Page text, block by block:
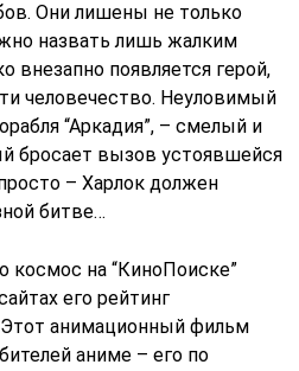
Они лишены не только
назвать лишь жалким
внезапно появляется герой,
человечество. Неуловимый
“Аркадия”, – смелый и
бросает вызов устоявшейся
– Харлок должен
битве…
космос на “КиноПоиске”
его рейтинг
Этот анимационный фильм
аниме – его по